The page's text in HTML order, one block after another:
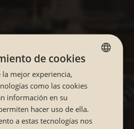
CATALÁN
de cookies
la mejor experiencia,
como las cookies
información en su
hacer uso de ella.
a estas tecnologías nos